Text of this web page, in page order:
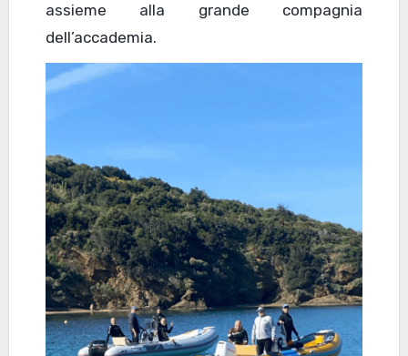
assieme alla grande compagnia
dell’accademia.